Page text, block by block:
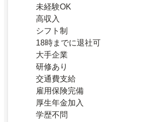
未経験OK
高収入
シフト制
18時までに退社可
大手企業
研修あり
交通費支給
雇用保険完備
厚生年金加入
学歴不問